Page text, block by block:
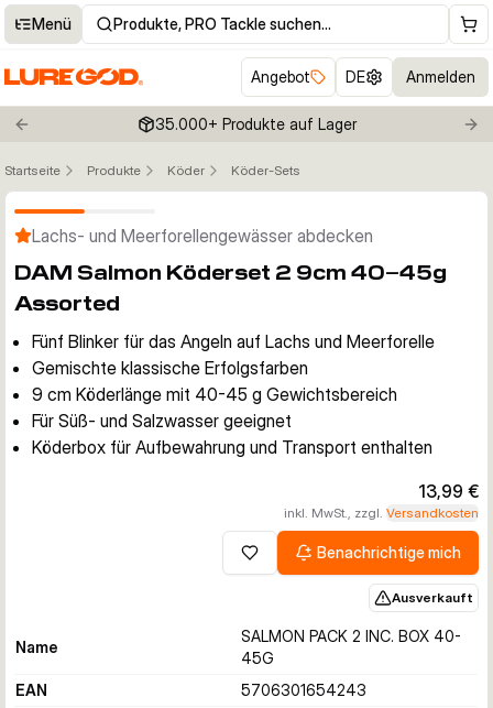
Menü Produkte, PRO Tackle suchen…
Angebot DE Anmelden
Previous slide 35.000+ Produkte auf Lager
Startseite Produkte Köder Köder-Sets
Klicken um Zoom zu aktivieren
Lachs- und Meerforellengewässer abdecken
DAM Salmon Köderset 2 9cm 40–45g
Assorted
Fünf Blinker für das Angeln auf Lachs und Meerforelle
Gemischte klassische Erfolgsfarben
9 cm Köderlänge mit 40-45 g Gewichtsbereich
Für Süß- und Salzwasser geeignet
Köderbox für Aufbewahrung und Transport enthalten
13,99 €
inkl. MwSt., zzgl. Versandkosten
Zur Wunschliste hinzufügen
Benachrichtige mich
Ausverkauft
Name
SALMON PACK 2 INC. BOX 40-
45G
EAN
5706301654243